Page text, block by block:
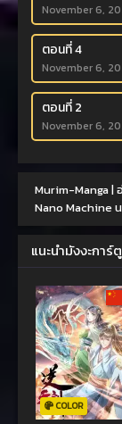
November 6,
ตอนที่ 4
November 6,
ตอนที่ 2
November 6,
Murim-Manga |
Nano Machine
แนะนำมังงะการ์
COLOR